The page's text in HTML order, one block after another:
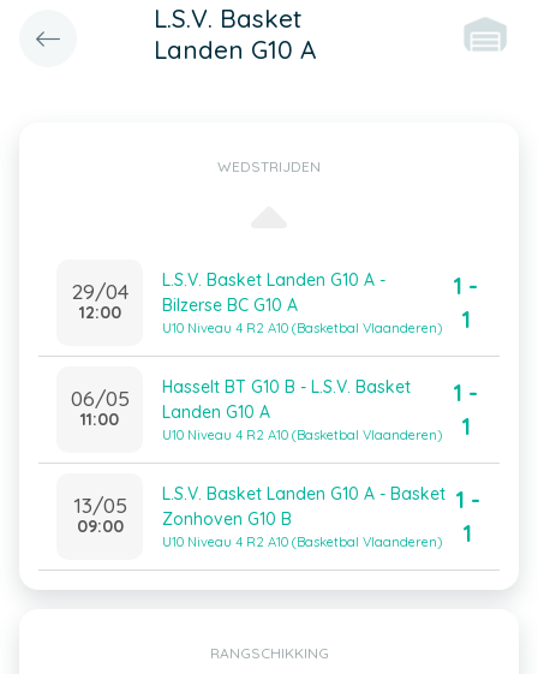
L.S.V. Basket
Landen G10 A
WEDSTRIJDEN
29/04
12:00
L.S.V. Basket Landen G10 A -
Bilzerse BC G10 A
U10 Niveau 4 R2 A10 (Basketbal Vlaanderen)
1 -
1
06/05
11:00
Hasselt BT G10 B - L.S.V. Basket
Landen G10 A
U10 Niveau 4 R2 A10 (Basketbal Vlaanderen)
1 -
1
13/05
09:00
L.S.V. Basket Landen G10 A - Basket
Zonhoven G10 B
U10 Niveau 4 R2 A10 (Basketbal Vlaanderen)
1 -
1
RANGSCHIKKING